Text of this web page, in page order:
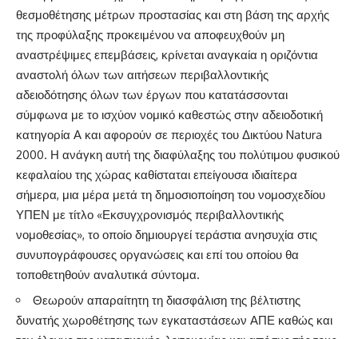
θεσμοθέτησης μέτρων προστασίας και στη βάση της αρχής
της προφύλαξης προκειμένου να αποφευχθούν μη
αναστρέψιμες επεμβάσεις, κρίνεται αναγκαία η οριζόντια
αναστολή όλων των αιτήσεων περιβαλλοντικής
αδειοδότησης όλων των έργων που κατατάσσονται
σύμφωνα με το ισχύον νομικό καθεστώς στην αδειοδοτική
κατηγορία Α και αφορούν σε περιοχές του Δικτύου Natura
2000. Η ανάγκη αυτή της διαφύλαξης του πολύτιμου φυσικού
κεφαλαίου της χώρας καθίσταται επείγουσα ιδιαίτερα
σήμερα, μια μέρα μετά τη δημοσιοποίηση του νομοσχεδίου
ΥΠΕΝ με τίτλο «Εκσυγχρονισμός περιβαλλοντικής
νομοθεσίας», το οποίο δημιουργεί τεράστια ανησυχία στις
συνυπογράφουσες οργανώσεις και επί του οποίου θα
τοποθετηθούν αναλυτικά σύντομα.
Θεωρούν απαραίτητη τη διασφάλιση της βέλτιστης
δυνατής χωροθέτησης των εγκαταστάσεων ΑΠΕ καθώς και